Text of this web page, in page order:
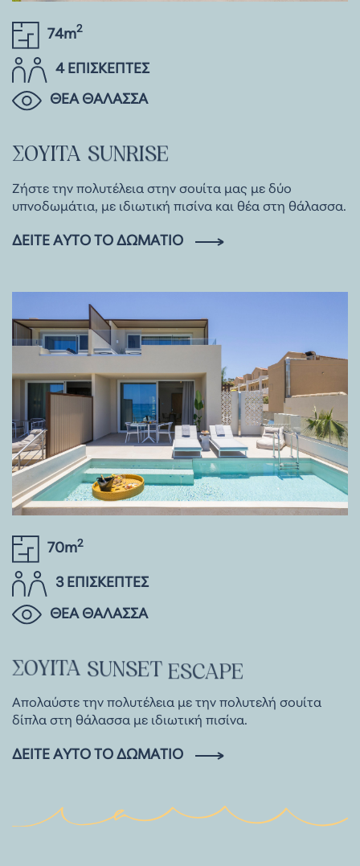
74m2
4 ΕΠΙΣΚΕΠΤΕΣ
ΘΕΑ ΘΑΛΑΣΣΑ
ΣΟΥΊΤΑ SUNRISE
Ζήστε την πολυτέλεια στην σουίτα μας με δύο
υπνοδωμάτια, με ιδιωτική πισίνα και θέα στη θάλασσα.
ΔΕΊΤΕ ΑΥΤΌ ΤΟ ΔΩΜΆΤΙΟ
70m2
3 ΕΠΙΣΚΕΠΤΕΣ
ΘΕΑ ΘΑΛΑΣΣΑ
ΣΟΥΊΤΑ SUNSET ESCAPE
Απολαύστε την πολυτέλεια με την πολυτελή σουίτα
δίπλα στη θάλασσα με ιδιωτική πισίνα.
ΔΕΊΤΕ ΑΥΤΌ ΤΟ ΔΩΜΆΤΙΟ